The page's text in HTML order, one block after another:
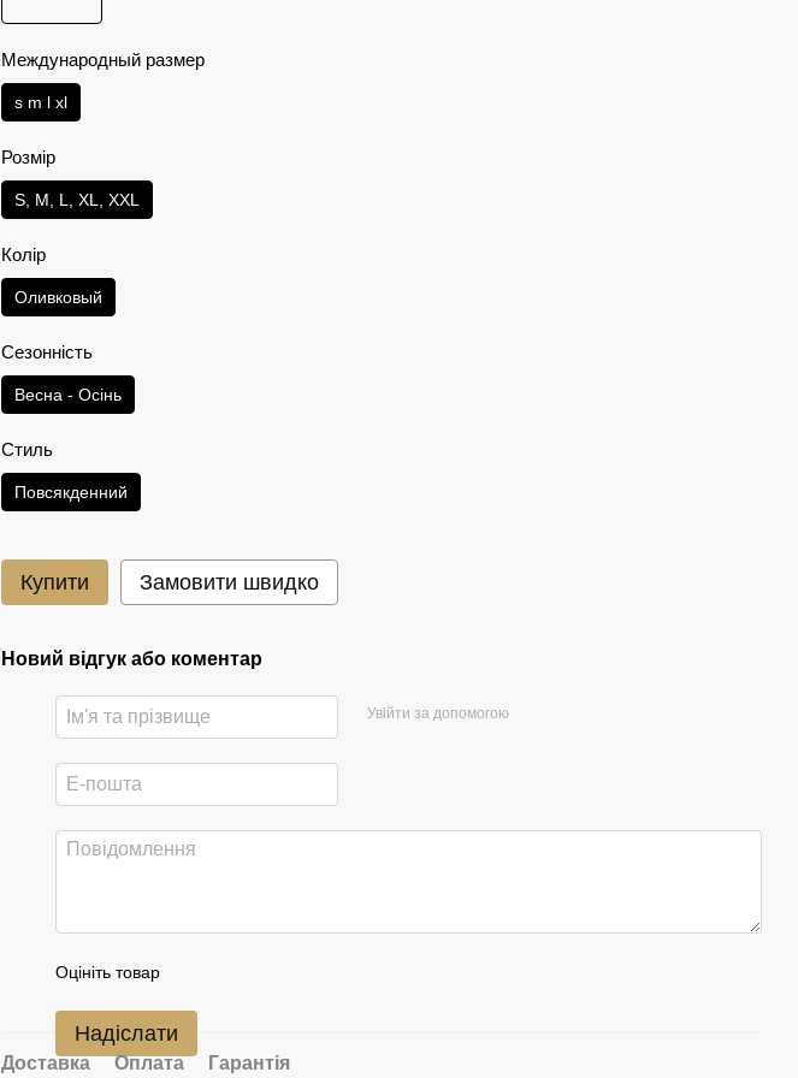
Международный размер
s m l xl
Розмір
S, M, L, XL, XXL
Колір
Оливковый
Сезонність
Весна - Осінь
Стиль
Повсякденний
Купити Замовити швидко
Новий відгук або коментар
Увійти за допомогою
Оцініть товар
Надіслати
Доставка Оплата Гарантія